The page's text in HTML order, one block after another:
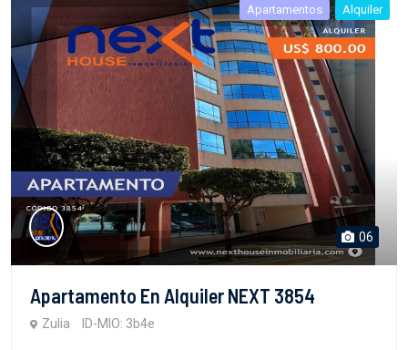
Apartamentos Alquiler
06
Apartamento En Alquiler NEXT 3854
Zulia ID-MIO: 3b4e